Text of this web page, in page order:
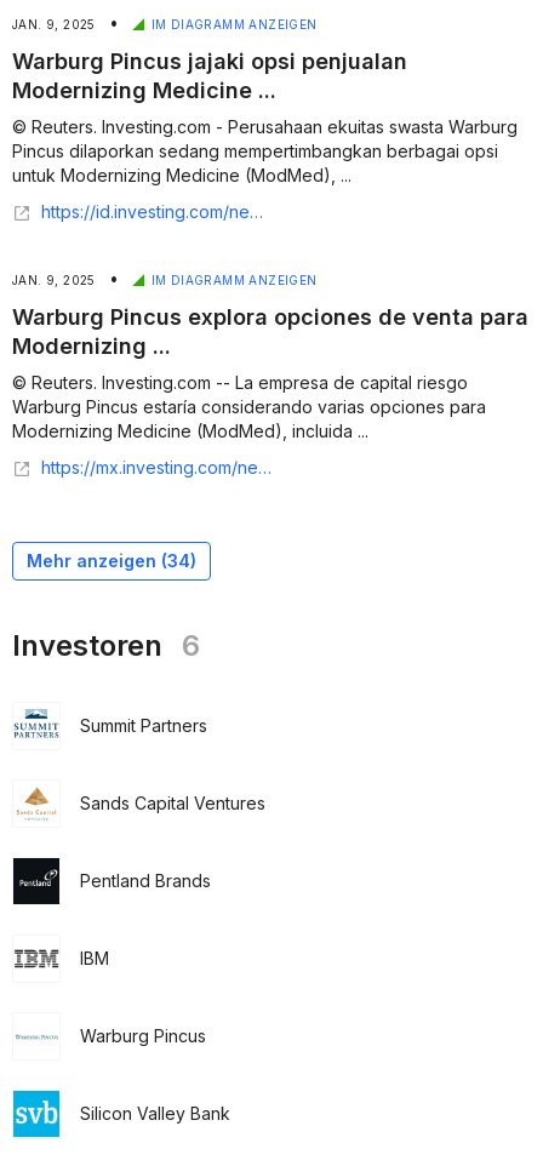
JAN. 9, 2025 • IM DIAGRAMM ANZEIGEN
Warburg Pincus jajaki opsi penjualan
Modernizing Medicine ...
© Reuters. Investing.com - Perusahaan ekuitas swasta Warburg
Pincus dilaporkan sedang mempertimbangkan berbagai opsi
untuk Modernizing Medicine (ModMed), ...
https://id.investing.com/news/stock-market-news/warburg-pincus-jajaki-opsi-penjualan-modernizing-medicine--reuters-93CH-2696286
JAN. 9, 2025 • IM DIAGRAMM ANZEIGEN
Warburg Pincus explora opciones de venta para
Modernizing ...
© Reuters. Investing.com -- La empresa de capital riesgo
Warburg Pincus estaría considerando varias opciones para
Modernizing Medicine (ModMed), incluida ...
https://mx.investing.com/news/stock-market-news/warburg-pincus-explora-opciones-de-venta-para-modernizing-medicine--reuters-93CH-3011181
Mehr anzeigen (34)
Investoren 6
Summit Partners
Sands Capital Ventures
Pentland Brands
IBM
Warburg Pincus
Silicon Valley Bank